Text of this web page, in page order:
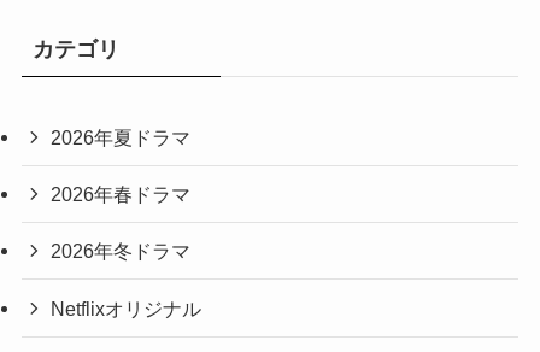
カテゴリ
2026年夏ドラマ
2026年春ドラマ
2026年冬ドラマ
Netflixオリジナル